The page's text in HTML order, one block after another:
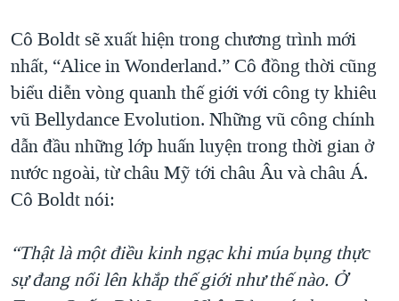
Cô Boldt sẽ xuất hiện trong chương trình mới
nhất, “Alice in Wonderland.” Cô đồng thời cũng
biểu diễn vòng quanh thế giới với công ty khiêu
vũ Bellydance Evolution. Những vũ công chính
dẫn đầu những lớp huấn luyện trong thời gian ở
nước ngoài, từ châu Mỹ tới châu Âu và châu Á.
Cô Boldt nói:
“Thật là một điều kinh ngạc khi múa bụng thực
sự đang nổi lên khắp thế giới như thế nào. Ở